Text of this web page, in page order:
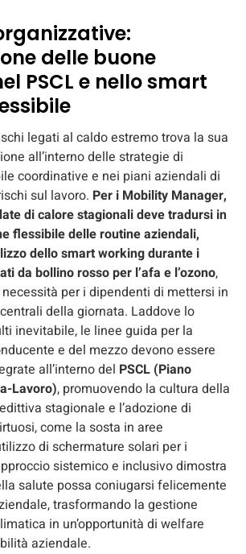
delle buone
PSCL e nello smart
legati al caldo estremo trova la sua
all’interno delle strategie di
coordinative e nei piani aziendali di
sul lavoro. Per i Mobility Manager,
di calore stagionali deve tradursi in
flessibile delle routine aziendali,
dellosmart workingdurante i
da bollino rosso per l’afa e l’ozono,
per i dipendenti di mettersi in
della giornata. Laddove lo
inevitabile, le linee guida per la
e del mezzo devono essere
all’interno del PSCL (Piano
Lavoro), promuovendo la cultura della
stagionale e l’adozione di
come la sosta in aree
di schermature solari per i
sistemico e inclusivo dimostra
salute possa coniugarsi felicemente
trasformando la gestione
in un’opportunità di welfare
aziendale.